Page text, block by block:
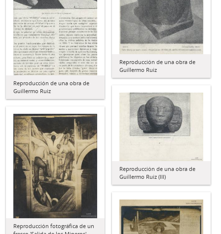
Reproducción de una obra de
Guillermo Ruiz
Reproducción de una obra de
Guillermo Ruiz
Reproducción de una obra de
Guillermo Ruiz (III)
Reproducción fotográfica de un